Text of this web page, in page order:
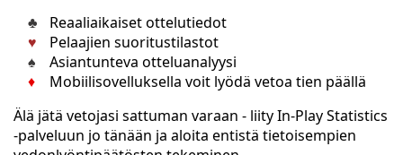
Reaaliaikaiset ottelutiedot
Pelaajien suoritustilastot
Asiantunteva otteluanalyysi
Mobiilisovelluksella voit lyödä vetoa tien päällä
Älä jätä vetojasi sattuman varaan - liity In-Play Statistics
-palveluun jo tänään ja aloita entistä tietoisempien